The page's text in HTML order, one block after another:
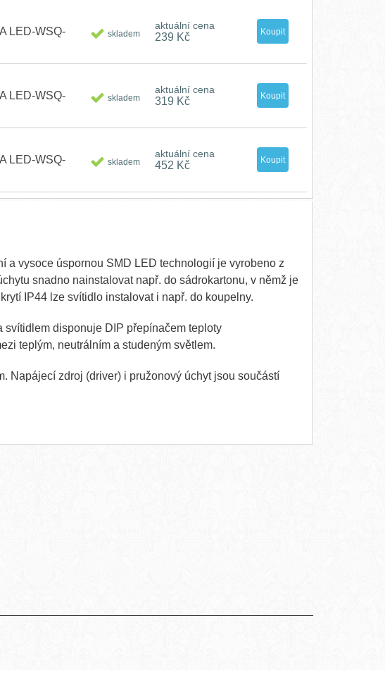
LED-WSQ-
skladem
aktuální cena
239 Kč
LED-WSQ-
skladem
aktuální cena
319 Kč
LED-WSQ-
skladem
aktuální cena
452 Kč
a vysoce úspornou SMD LED technologií je vyrobeno z
snadno nainstalovat např. do sádrokartonu, v němž je
IP44 lze svítidlo instalovat i např. do koupelny.
disponuje DIP přepínačem teploty
teplým, neutrálním a studeným světlem.
Napájecí zdroj (driver) i pružonový úchyt jsou součástí